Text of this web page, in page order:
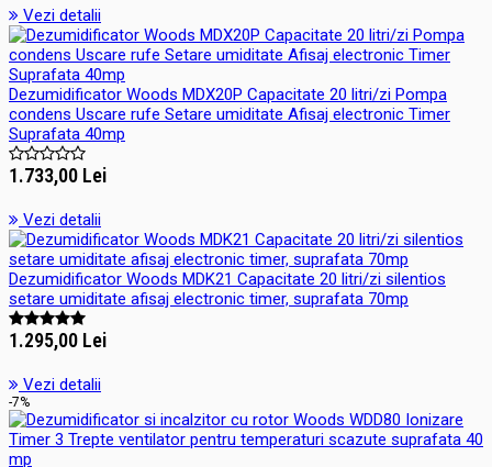
Vezi detalii
Dezumidificator Woods MDX20P Capacitate 20 litri/zi Pompa
condens Uscare rufe Setare umiditate Afisaj electronic Timer
Suprafata 40mp
1.733,00 Lei
Vezi detalii
Dezumidificator Woods MDK21 Capacitate 20 litri/zi silentios
setare umiditate afisaj electronic timer, suprafata 70mp
1.295,00 Lei
Vezi detalii
-7%